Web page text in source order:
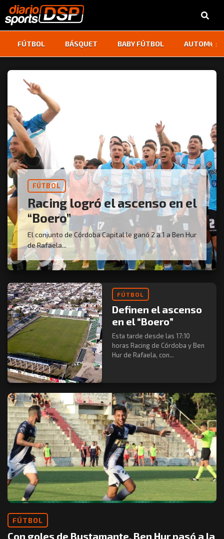
FÚTBOL BÁSQUET BABY FÚTBOL ‹ ›
FÚTBOL
Racing logró el ascenso en el
“Boero”
El conjunto de Córdoba Capital le ganó 2 a 1 a Ben Hur
de Rafaela...
FÚTBOL
Definen el ascenso
en el “Boero”
Esta tarde desde las 17:10
horas Racing de Córdoba y Ben
Hur de Rafaela, con...
FÚTBOL
Con goles de Bustamante, Ben Hur pasó a la